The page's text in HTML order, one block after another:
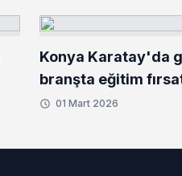
Konya Karatay'da
branşta eğitim
01 Mart 2026